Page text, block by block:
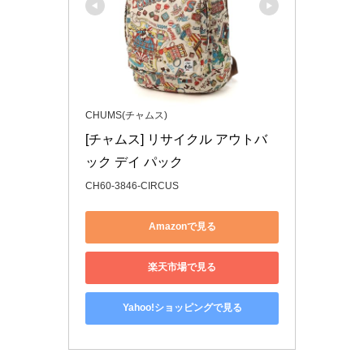
CHUMS(チャムス)
[チャムス] リサイクル アウトバ
ック デイ パック
CH60-3846-CIRCUS
Amazonで見る
楽天市場で見る
Yahoo!ショッピングで見る